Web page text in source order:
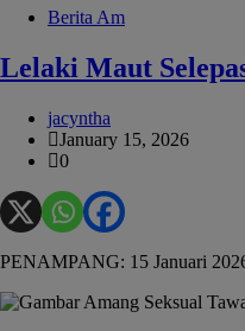
Berita Am
Lelaki Maut
jacyntha
January 15, 2026
0
PENAMPANG: 15 Januari